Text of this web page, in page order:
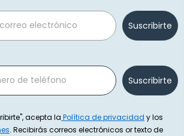
Suscribirte
Suscribirte
acepta la Política de privacidad y los
. Recibirás correos electrónicos or texto de